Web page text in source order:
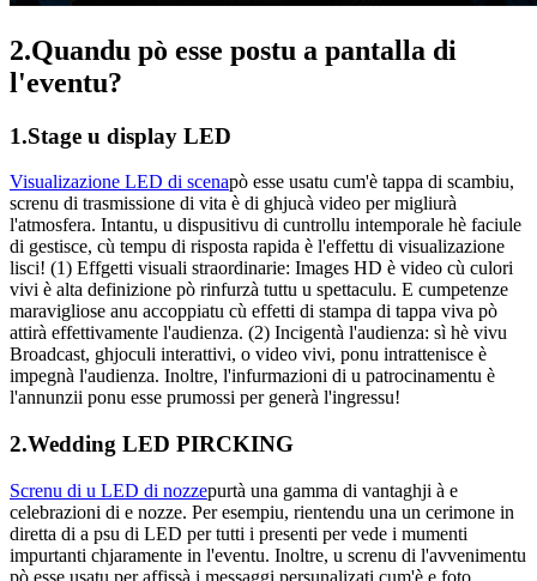
2.Quandu pò esse postu a pantalla di
l'eventu?
1.Stage u display LED
Visualizazione LED di scenapò esse usatu cum'è tappa di scambiu,
screnu di trasmissione di vita è di ghjucà video per migliurà
l'atmosfera. Intantu, u dispusitivu di cuntrollu intemporale hè faciule
di gestisce, cù tempu di risposta rapida è l'effettu di visualizazione
lisci! (1) Effgetti visuali straordinarie: Images HD è video cù culori
vivi è alta definizione pò rinfurzà tuttu u spettaculu. E cumpetenze
maravigliose anu accoppiatu cù effetti di stampa di tappa viva pò
attirà effettivamente l'audienza. (2) Incigentà l'audienza: sì hè vivu
Broadcast, ghjoculi interattivi, o video vivi, ponu intrattenisce è
impegnà l'audienza. Inoltre, l'infurmazioni di u patrocinamentu è
l'annunzii ponu esse prumossi per generà l'ingressu!
2.Wedding LED PIRCKING
Screnu di u LED di nozzepurtà una gamma di vantaghji à e
celebrazioni di e nozze. Per esempiu, rientendu una un cerimone in
diretta di a psu di LED per tutti i presenti per vede i mumenti
impurtanti chjaramente in l'eventu. Inoltre, u screnu di l'avvenimentu
pò esse usatu per affissà i messaggi persunalizati cum'è e foto,